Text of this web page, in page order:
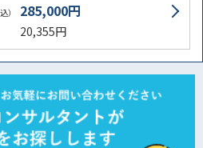
） 285,000円
20,355円